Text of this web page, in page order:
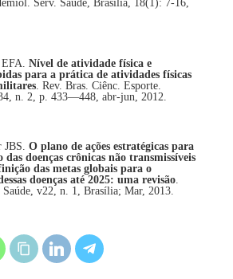
Serv. Saúde, Brasília, 18(1): 7-16,
EFA. Nível de atividade física e
para a prática de atividades físicas
. Rev. Bras. Ciênc. Esporte.
n. 2, p. 433—448, abr-jun, 2012.
JBS. O plano de ações estratégicas para
doenças crônicas não transmissíveis
das metas globais para o
doenças até 2025: uma revisão.
v22, n. 1, Brasília; Mar, 2013.